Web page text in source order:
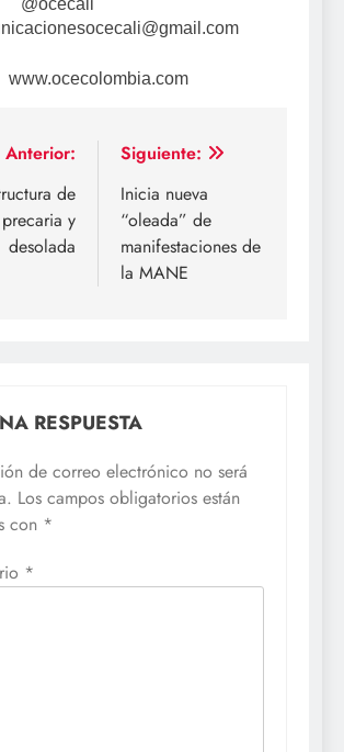
www.ocecolombia.com
Anterior:
de
y
desolada
Siguiente:
Inicia nueva
“oleada” de
manifestaciones de
la MANE
RESPUESTA
de correo electrónico no será
Los campos obligatorios están
con *
*